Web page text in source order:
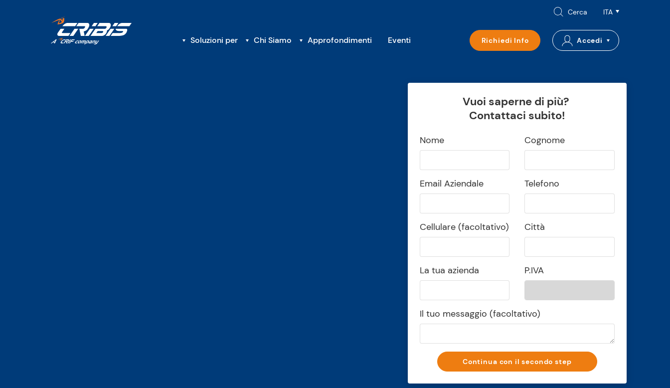
Cerca
Soluzioni per Chi Siamo Approfondimenti Eventi Richiedi Info Accedi
Vuoi saperne di più?
Contattaci subito!
Nome Cognome
Email Aziendale Telefono
Cellulare (facoltativo) Città
La tua azienda P.IVA
Il tuo messaggio (facoltativo)